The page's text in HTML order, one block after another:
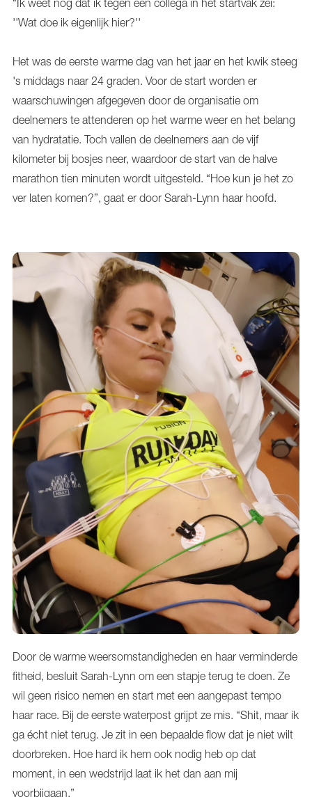
''Wat doe ik eigenlijk hier?''
Het was de eerste warme dag van het jaar en het kwik steeg
's middags naar 24 graden. Voor de start worden er
waarschuwingen afgegeven door de organisatie om
deelnemers te attenderen op het warme weer en het belang
van hydratatie. Toch vallen de deelnemers aan de vijf
kilometer bij bosjes neer, waardoor de start van de halve
marathon tien minuten wordt uitgesteld. “Hoe kun je het zo
ver laten komen?”, gaat er door Sarah-Lynn haar hoofd.
Door de warme weersomstandigheden en haar verminderde
fitheid, besluit Sarah-Lynn om een stapje terug te doen. Ze
wil geen risico nemen en start met een aangepast tempo
haar race. Bij de eerste waterpost grijpt ze mis. “Shit, maar ik
ga écht niet terug. Je zit in een bepaalde flow dat je niet wilt
doorbreken. Hoe hard ik hem ook nodig heb op dat
moment, in een wedstrijd laat ik het dan aan mij
voorbijgaan.”